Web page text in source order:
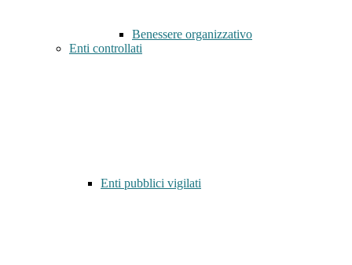
Benessere organizzativo
Enti controllati
Enti pubblici vigilati